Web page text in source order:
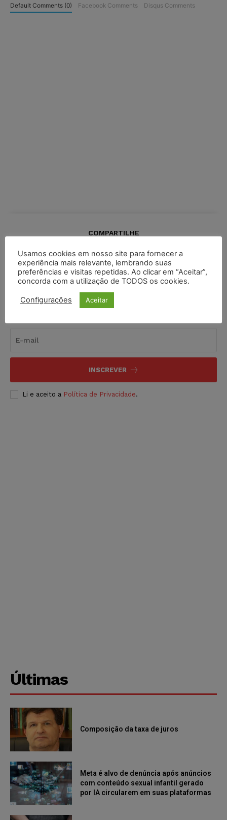
Default Comments (0) Facebook Comments Disqus Comments
COMPARTILHE
INSCREVER
Li e aceito a Política de Privacidade.
Últimas
Composição da taxa de juros
Meta é alvo de denúncia após anúncios
com conteúdo sexual infantil gerado
por IA circularem em suas plataformas
Usamos cookies em nosso site para fornecer a
experiência mais relevante, lembrando suas
preferências e visitas repetidas. Ao clicar em “Aceitar”,
concorda com a utilização de TODOS os cookies.
Configurações Aceitar